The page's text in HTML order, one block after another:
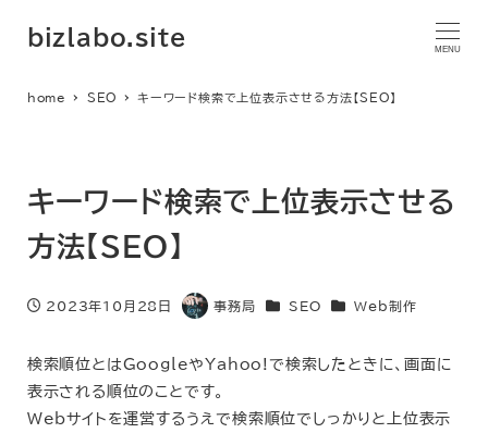
bizlabo.site
MENU
home SEO キーワード検索で上位表示させる方法【SEO】
キーワード検索で上位表示させる
方法【SEO】
投稿日
2023年10月28日
著
事務局 カテゴリー
SEO カテゴリー
Web制作
検索順位とはGoogleやYahoo!で検索したときに、画面に
表示される順位のことです。
Webサイトを運営するうえで検索順位でしっかりと上位表示